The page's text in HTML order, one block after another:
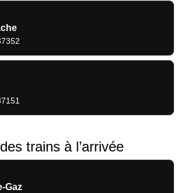
trains à l’arrivée
Gaz